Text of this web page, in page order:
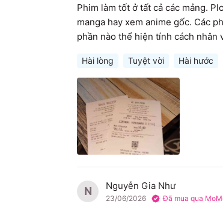
Phim làm tốt ở tất cả các mảng.
manga hay xem anime gốc. Các
phần nào thể hiện tính cách nhân
Hài lòng Tuyệt vời Hài hước
N Nguyễn Gia Như
23/06/2026 Đã mua qua